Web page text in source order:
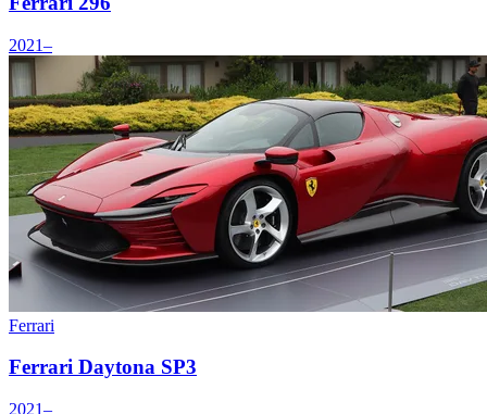
2021–
Ferrari
Ferrari Daytona SP3
2021–